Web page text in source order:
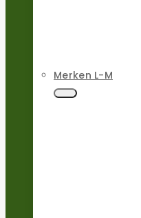
Merken L-M